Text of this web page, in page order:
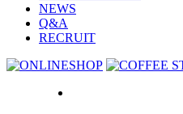
NEWS
Q&A
RECRUIT